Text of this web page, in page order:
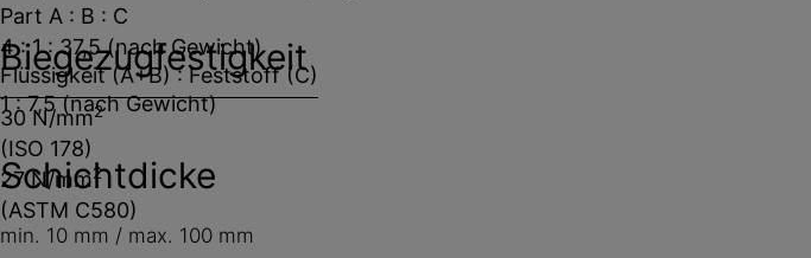
Biegezugfestigkeit
30 N/mm2
(ISO 178)
27 N/mm2
(ASTM C580)
Part A : B : C
4 : 1 : 37,5 (nach Gewicht)
Flüssigkeit (A+B) : Feststoff (C)
1 : 7,5 (nach Gewicht)
Schichtdicke
min. 10 mm / max. 100 mm